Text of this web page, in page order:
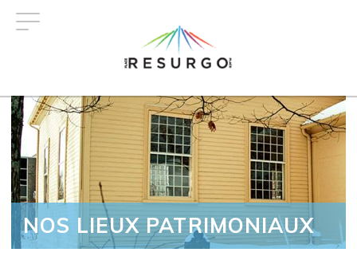
NOS LIEUX PATRIMONIAUX